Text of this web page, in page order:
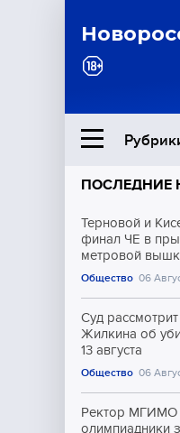
ПОСЛЕДНИЕ
Терновой и
финал ЧЕ в
метровой
Общество 06
Суд
Жилкина об
13 августа
Общество 06
Ректор МГИМО
олимпиадники